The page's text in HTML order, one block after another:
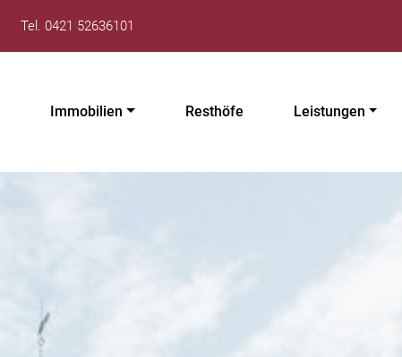
Tel. 0421 52636101
Immobilien Resthöfe Leistungen